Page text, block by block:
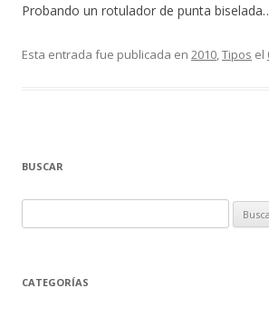
Probando un rotulador de punta
Esta entrada fue publicada en 2010,Tipos el
BUSCAR
CATEGORÍAS